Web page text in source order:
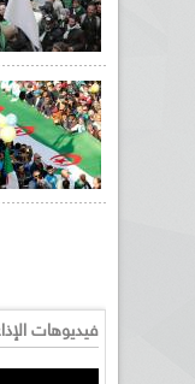
فيديوهات